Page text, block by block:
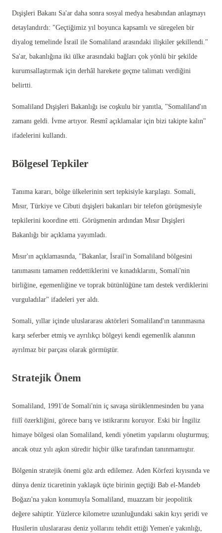
Dışişleri Bakanı Sa'ar daha sonra sosyal medya hesabından anlaşmayı
detaylandırdı: "Geçtiğimiz yıl boyunca kapsamlı ve süregelen bir
diyalog temelinde İsrail ile Somaliland arasındaki ilişkiler şekillendi."
Sa'ar, bakanlığına iki ülke arasındaki bağları çok yönlü bir şekilde
kurumsallaştırmak için derhâl harekete geçme talimatı verdiğini
belirtti.
Somaliland Dışişleri Bakanlığı ise coşkulu bir yanıtla, "Somaliland'ın
zamanı geldi. İvme artıyor. Resmî açıklamalar için bizi takipte kalın"
ifadelerini kullandı.
Bölgesel Tepkiler
Tanıma kararı, bölge ülkelerinin sert tepkisiyle karşılaştı. Somali,
Mısır, Türkiye ve Cibuti dışişleri bakanları bir telefon görüşmesiyle
tepkilerini koordine etti. Görüşmenin ardından Mısır Dışişleri
Bakanlığı bir açıklama yayımladı.
Mısır'ın açıklamasında, "Bakanlar, İsrail'in Somaliland bölgesini
tanımasını tamamen reddettiklerini ve kınadıklarını, Somali'nin
birliğine, egemenliğine ve toprak bütünlüğüne tam destek verdiklerini
vurguladılar" ifadeleri yer aldı.
Somali, yıllar içinde uluslararası aktörleri Somaliland'ın tanınmasına
karşı seferber etmiş ve ayrılıkçı bölgeyi kendi egemenlik alanının
ayrılmaz bir parçası olarak görmüştür.
Stratejik Önem
Somaliland, 1991'de Somali'nin iç savaşa sürüklenmesinden bu yana
fiilî özerkliğini, görece barış ve istikrarını koruyor. Eski bir İngiliz
himaye bölgesi olan Somaliland, kendi yönetim yapılarını oluşturmuş;
ancak otuz yılı aşkın süredir hiçbir ülke tarafından tanınmamıştır.
Bölgenin stratejik önemi göz ardı edilemez. Aden Körfezi kıyısında ve
dünya deniz ticaretinin yaklaşık üçte birinin geçtiği Bab el-Mandeb
Boğazı'na yakın konumuyla Somaliland, muazzam bir jeopolitik
değere sahiptir. Yüzlerce kilometre uzunluğundaki sakin kıyı şeridi ve
Husilerin uluslararası deniz yollarını tehdit ettiği Yemen'e yakınlığı,